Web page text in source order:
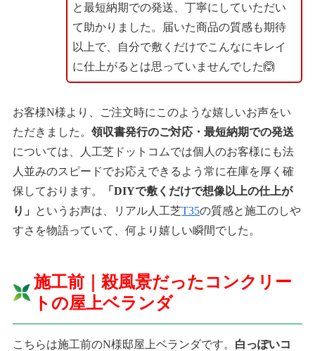
と最短納期での発送、丁寧にしていただい
て助かりました。届いた商品の質感も期待
以上で、自分で敷くだけでこんなにキレイ
に仕上がるとは思っていませんでした🙆
お客様N様より、ご注文時にこのような嬉しいお声をい
ただきました。領収書発行のご対応・最短納期での発送
については、人工芝ドットコムでは個人のお客様にも法
人並みのスピードでお応えできるよう常に在庫を厚く確
保しております。
「DIYで敷くだけで想像以上の仕上が
り」
というお声は、リアル人工芝T35の質感と施工のしや
すさを物語っていて、何より嬉しい瞬間でした。
施工前｜殺風景だったコンクリー
トの屋上ベランダ
こちらは施工前のN様邸屋上ベランダです。 白っぽいコ